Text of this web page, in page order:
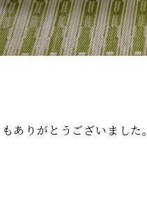
ありがとうございました。